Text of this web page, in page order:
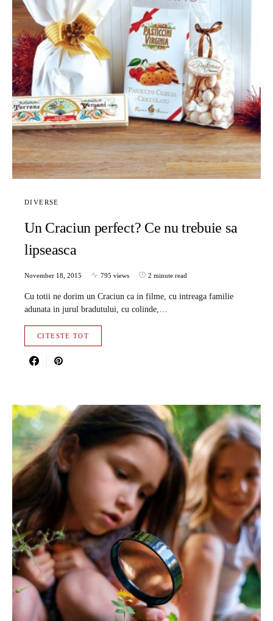
DIVERSE
Un Craciun perfect? Ce nu trebuie sa
lipseasca
November 18, 2015 795 views 2 minute read
Cu totii ne dorim un Craciun ca in filme, cu intreaga familie
adunata in jurul bradutului, cu colinde,…
CITESTE TOT